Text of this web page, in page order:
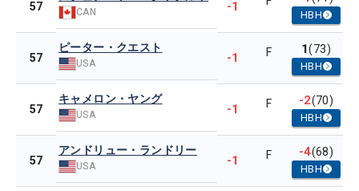
57 CAN -1
HBH
57
ピーター・クエスト
USA -1 F 1(73)
HBH
57
キャメロン・ヤング
USA -1 F -2(70)
HBH
57
アンドリュー・ランドリー
USA -1 F -4(68)
HBH